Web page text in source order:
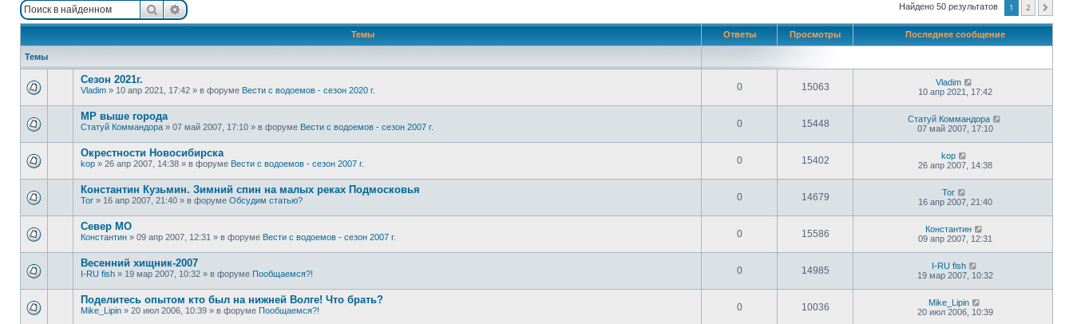
ПоискРасширенный поиск Найдено 50 результатов 1 2
Темы Ответы Просмотры Последнее сообщение
Темы
Сезон 2021г.
Vladim » 10 апр 2021, 17:42 » в форуме Вести с водоемов - сезон 2020 г. 0 15063
Vladim
10 апр 2021, 17:42
МР выше города
Статуй Коммандора » 07 май 2007, 17:10 » в форуме Вести с водоемов - сезон 2007 г. 0 15448
Статуй Коммандора
07 май 2007, 17:10
Окрестности Новосибирска
kop » 26 апр 2007, 14:38 » в форуме Вести с водоемов - сезон 2007 г. 0 15402
kop
26 апр 2007, 14:38
Константин Кузьмин. Зимний спин на малых реках Подмосковья
Tor » 16 апр 2007, 21:40 » в форуме Обсудим статью? 0 14679
Tor
16 апр 2007, 21:40
Север МО
Константин » 09 апр 2007, 12:31 » в форуме Вести с водоемов - сезон 2007 г. 0 15586
Константин
09 апр 2007, 12:31
Весенний хищник-2007
I-RU fish » 19 мар 2007, 10:32 » в форуме Пообщаемся?! 0 14985
I-RU fish
19 мар 2007, 10:32
Поделитесь опытом кто был на нижней Волге! Что брать?
Mike_Lipin » 20 июл 2006, 10:39 » в форуме Пообщаемся?! 0 10036
Mike_Lipin
20 июл 2006, 10:39